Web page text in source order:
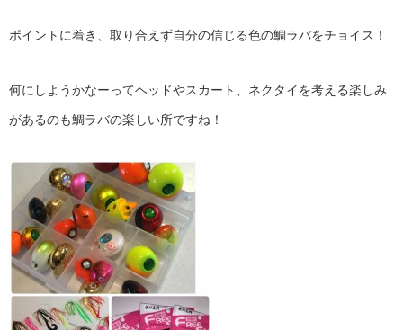
ポイントに着き、取り合えず自分の信じる色の鯛ラバをチョイス！
何にしようかなーってヘッドやスカート、ネクタイを考える楽しみ
があるのも鯛ラバの楽しい所ですね！